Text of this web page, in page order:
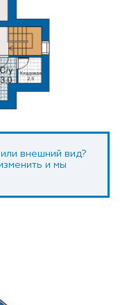
внешний вид?
и мы